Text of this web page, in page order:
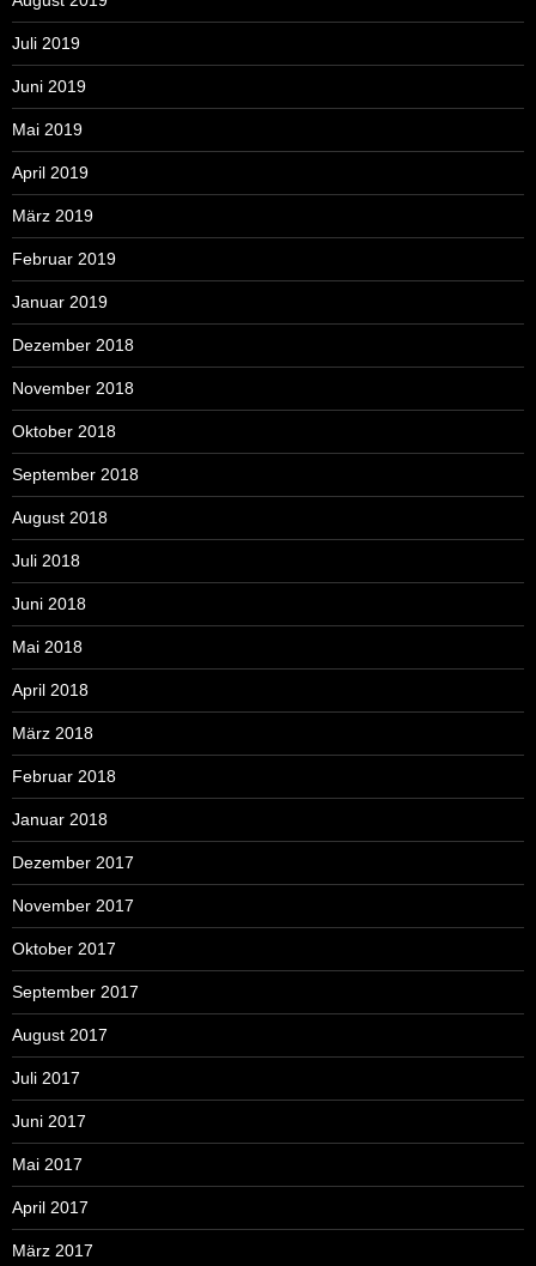
Juli 2019
Juni 2019
Mai 2019
April 2019
März 2019
Februar 2019
Januar 2019
Dezember 2018
November 2018
Oktober 2018
September 2018
August 2018
Juli 2018
Juni 2018
Mai 2018
April 2018
März 2018
Februar 2018
Januar 2018
Dezember 2017
November 2017
Oktober 2017
September 2017
August 2017
Juli 2017
Juni 2017
Mai 2017
April 2017
März 2017